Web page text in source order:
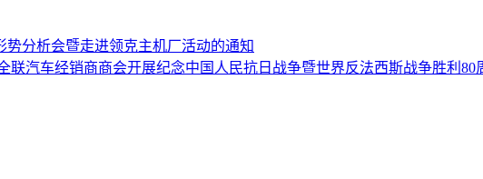
势分析会暨走进领克主机厂活动的通知
汽车经销商商会开展纪念中国人民抗日战争暨世界反法西斯战争胜利80